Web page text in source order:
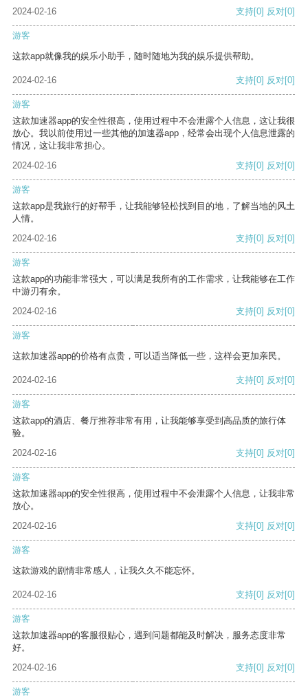
2024-02-16
支持[0] 反对[0]
游客
这款app就像我的娱乐小助手，随时随地为我的娱乐提供帮助。
2024-02-16 支持[0] 反对[0]
游客
这款加速器app的安全性很高，使用过程中不会泄露个人信息，这让我很
放心。我以前使用过一些其他的加速器app，经常会出现个人信息泄露的
情况，这让我非常担心。
2024-02-16
支持[0] 反对[0]
游客
这款app是我旅行的好帮手，让我能够轻松找到目的地，了解当地的风土
人情。
2024-02-16
支持[0] 反对[0]
游客
这款app的功能非常强大，可以满足我所有的工作需求，让我能够在工作
中游刃有余。
2024-02-16
支持[0] 反对[0]
游客
这款加速器app的价格有点贵，可以适当降低一些，这样会更加亲民。
2024-02-16 支持[0] 反对[0]
游客
这款app的酒店、餐厅推荐非常有用，让我能够享受到高品质的旅行体
验。
2024-02-16
支持[0] 反对[0]
游客
这款加速器app的安全性很高，使用过程中不会泄露个人信息，让我非常
放心。
2024-02-16
支持[0] 反对[0]
游客
这款游戏的剧情非常感人，让我久久不能忘怀。
2024-02-16 支持[0] 反对[0]
游客
这款加速器app的客服很贴心，遇到问题都能及时解决，服务态度非常
好。
2024-02-16
支持[0] 反对[0]
游客